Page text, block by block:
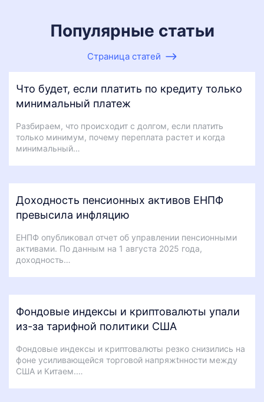
Популярные статьи
Страница статей
Что будет, если платить по кредиту только
минимальный платеж
Разбираем, что происходит с долгом, если платить
только минимум, почему переплата растет и когда
минимальный…
Доходность пенсионных активов ЕНПФ
превысила инфляцию
ЕНПФ опубликовал отчет об управлении пенсионными
активами. По данным на 1 августа 2025 года,
доходность…
Фондовые индексы и криптовалюты упали
из-за тарифной политики США
Фондовые индексы и криптовалюты резко снизились на
фоне усиливающейся торговой напряжtнности между
США и Китаем.…